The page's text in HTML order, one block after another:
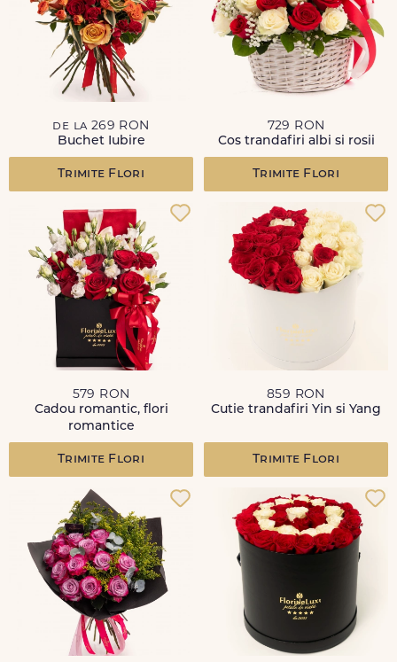
de la 269 RON
Buchet Iubire
Trimite Flori
729 RON
Cos trandafiri albi si rosii
Trimite Flori
579 RON
Cadou romantic, flori
romantice
Trimite Flori
859 RON
Cutie trandafiri Yin si Yang
Trimite Flori